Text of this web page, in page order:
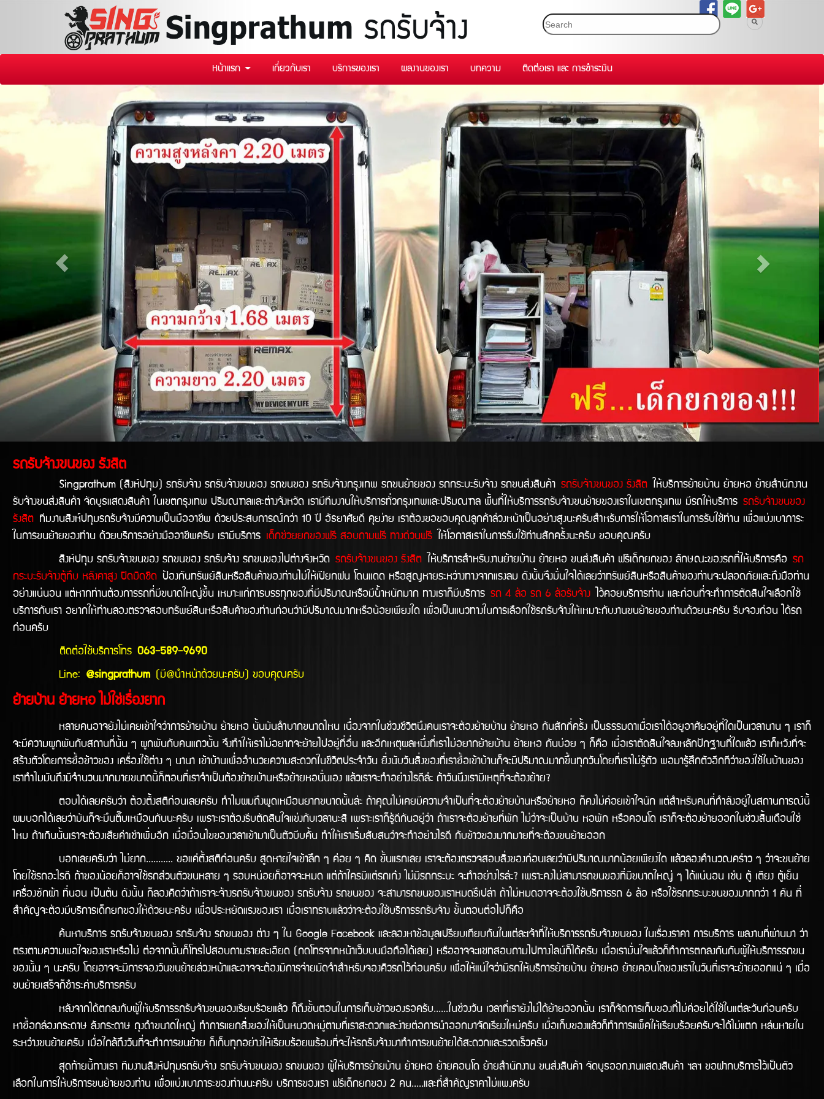
หน้าแรก เกี่ยวกับเรา บริการของเรา ผลงานของเรา บทความ ติดต่อเรา และ การชำระเงิน
รถรับจ้างขนของ รังสิต
Singprathum (สิงห์ปทุม) รถรับจ้าง รถรับจ้างขนของ รถขนของ รถรับจ้างกรุงเทพ รถขนย้ายของ รถกระบะรับจ้าง รถขนส่งสินค้า รถรับจ้างขนของ รังสิต ให้บริการย้ายบ้าน ย้ายหอ ย้ายสำนักงาน
รับจ้างขนส่งสินค้า จัดบูธแสดงสินค้า ในเขตกรุงเทพ ปริมณฑลและต่างจังหวัด เรามีทีมงานให้บริการทั่วกรุงเทพและปริมณฑล พื้นที่ให้บริการรถรับจ้างขนย้ายของเราในเขตกรุงเทพ มีรถให้บริการ รถรับจ้างขนของ
รังสิต ทีมงานสิงห์ปทุมรถรับจ้างมีความเป็นมืออาชีพ ด้วยประสบการณ์กว่า 10 ปี อัธยาศัยดี คุยง่าย เราต้องขอขอบคุณลูกค้าล่วงหน้าเป็นอย่างสูงนะครับสำหรับการให้โอกาสเราในการรับใช้ท่าน เพื่อแบ่งเบาภาระ
ในการขนย้ายของท่าน ด้วยบริการอย่างมืออาชีพครับ เรามีบริการ
เด็กช่วยยกของฟรี สอบถามฟรี ทางด่วนฟรี ให้โอกาสเราในการรับใช้ท่านสักครั้งนะครับ ขอบคุณครับ
สิงห์ปทุม รถรับจ้างขนของ รถขนของ รถรับจ้าง รถขนของไปต่างจังหวัด รถรับจ้างขนของ รังสิต ให้บริการสำหรับงานย้ายบ้าน ย้ายหอ ขนส่งสินค้า ฟรีเด็กยกของ ลักษณะของรถที่ให้บริการคือ รถ
กระบะรับจ้างตู้ทึบ หลังคาสูง ปิดมิดชิด ป้องกันทรัพย์สินหรือสินค้าของท่านไม่ให้เปียกฝน โดนแดด หรือสูญหายระหว่างทางจากแรงลม ดังนั้นจึงมั่นใจได้เลยว่าทรัพย์สินหรือสินค้าของท่านจะปลอดภัยและถึงมือท่าน
อย่างแน่นอน แต่หากท่านต้องการรถที่มีขนาดใหญ่ขึ้น เหมาะแก่การบรรทุกของที่มีปริมาณหรือมีน้ำหนักมาก ทางเราก็มีบริการ รถ 4 ล้อ รถ 6 ล้อรับจ้าง ไว้คอยบริการท่าน และก่อนที่จะทำการตัดสินใจเลือกใช้
บริการกับเรา อยากให้ท่านลองตรวจสอบทรัพย์สินหรือสินค้าของท่านก่อนว่ามีปริมาณมากหรือน้อยเพียงใด เพื่อเป็นแนวทางในการเลือกใช้รถรับจ้างให้เหมาะกับงานขนย้ายของท่านด้วยนะครับ รีบจองก่อน ได้รถ
ก่อนครับ
ติดต่อใช้บริการโทร 063-589-9690
Line: @singprathum (มี@นำหน้าด้วยนะครับ) ขอบคุณครับ
ย้ายบ้าน ย้ายหอ ไม่ใช่เรื่องยาก
หลายคนอาจยังไม่เคยเข้าใจว่าการย้ายบ้าน ย้ายหอ นั้นมันลำบากขนาดไหน เนื่องจากในช่วงชีวิตนึงคนเราจะต้องย้ายบ้าน ย้ายหอ กันสักกี่ครั้ง เป็นธรรมดาเมื่อเราได้อยูอาศัยอยู่ที่ใดเป็นเวลานาน ๆ เราก็
จะมีความผูกพันกับสถานที่นั้น ๆ ผูกพันกับคนแถวนั้น จึงทำให้เราไม่อยากจะย้ายไปอยู่ที่อื่น และอีกเหตุผลหนึ่งที่เราไม่อยากย้ายบ้าน ย้ายหอ กันบ่อย ๆ ก็คือ เมื่อเราตัดสินใจลงหลักปักฐานที่ใดแล้ว เราก็หวังที่จะ
สร้างตัวโดยการซื้อข้าวของ เครื่องใช้ต่าง ๆ นานา เข้าบ้านเพื่ออำนวยความสะดวกในชีวิตประจำวัน ยิ่งนับวันสิ่งของที่เราซื้อเข้าบ้านก็จะมีปริมาณมากขึ้นทุกวันโดยที่เราไม่รู้ตัว พอมารู้สึกตัวอีกทีว่าของใช้ในบ้านของ
เราทำไมมันถึงมีจำนวนมากมายขนาดนี้ก็ตอนที่เราจำเป็นต้องย้ายบ้านหรือย้ายหอนั่นเอง แล้วเราจะทำอย่างไรดีล้่ะ ถ้าวันนึงเรามีเหตุที่จะต้องย้าย?
ตอบได้เลยครับว่า ต้องตั้งสติก่อนเลยครับ ทำไมผมถึงพูดเหมือนยากขนาดนั้นล่ะ ถ้าคุณไม่เคยมีความจำเป็นที่จะต้องย้ายบ้านหรือย้ายหอ ก็คงไม่ค่อยเข้้าใจนัก แต่สำหรับคนที่กำลังอยู่ในสถานการณ์นี้
ผมบอกได้เลยว่ามันก็จะมึนตึ๊บเหมือนกันนะครับ เพราะเราต้องรีบตัดสินใจแข่งกับเวลานะสิ เพราะเราก็รู้ดีกันอยู่ว่า ถ้าเราจะต้องย้ายที่พัก ไม่ว่าจะเป็นบ้าน หอพัก หรือคอนโด เราก็จะต้องย้ายออกในช่่วงสิ้นเดือนใช่
ไหม ถ้าเกินนั้นเราจะต้องเสียค่าเช่าเพิ่มอีก เมื่อเงื่อนไขของเวลาเข้ามาเป็นตัวบีบคั้น ทำให้เราเริ่มสับสนว่าจะทำอย่างไรดี กับข้าวของมากมายที่จะต้องขนย้ายออก
บอกเลยครับว่า ไม่ยาก........... ขอแค่ตั้งสติก่อนครับ สูดหายใจเข้าลึก ๆ ค่อย ๆ คิด ขั้นแรกเลย เราจะต้องตรวจสอบสิ่งของก่อนเลยว่ามีปริมาณมากน้อยเพียงใด แล้วลองคำนวณคร่าว ๆ ว่าจะขนย้าย
โดยใช้รถอะไรดี ถ้าของน้อยก็อาจใช้รถส่วนตัวขนหลาย ๆ รอบหน่อยก็อาจจะหมด แต่ถ้าใครมีแต่รถเก๋ง ไม่มีรถกระบะ จะทำอย่างไรล่ะ? เพราะคงไม่สามารถขนของที่มีขนาดใหญ่ ๆ ได้แน่นอน เช่น ตู้ เตียง ตู้เย็น
เครื่องซักผ้า ที่นอน เป็นต้น ดังนั้น ก็ลองคิดว่าถ้าเราจะจ้างรถรับจ้างขนของ รถรับจ้าง รถขนของ จะสามารถขนของเราหมดรึเปล่า ถ้าไม่หมดอาจจะต้องใช้บริการรถ 6 ล้อ หรือใช้รถกระบะขนของมากกว่า 1 คัน ที่
สำคัญจะต้องมีบริการเด็กยกของให้ด้วยนะครับ เพื่อประหยัดแรงของเรา เมื่อเราทราบแล้วว่าจะต้องใช้บริการรถรับจ้าง ขั้นตอนต่อไปก็คือ
ค้นหาบริการ รถรับจ้างขนของ รถรับจ้าง รถขนของ ต่าง ๆ ใน Google Facebook และลองหาข้อมูลเปรียบเทียบกันในแต่ละเจ้าที่ให้บริการรถรับจ้างขนของ ในเรื่องราคา การบริการ ผลงานทีี่ผ่านมา ว่า
ตรงตามความพอใจของเราหรือไม่ ต่อจากนั้นก็โทรไปสอบถามรายละเอียด (กดโทรจากหน้าเว็บบนมือถือได้เลย) หรืออาจจะแชทสอบถามไปทางไลน์ก็ได้ครับ เมื่อเรามั่นใจแล้วก็ทำการตกลงกันกับผู้ให้บริการรถขน
ของนั้น ๆ นะครับ โดยอาจจะมีการจองวันขนย้ายล่วงหน้าและอาจจะต้องมีการจ่ายมัดจำสำหรับจองคิวรถไว้ก่อนครับ เพื่อให้แน่ใจว่ามีรถให้บริิการย้ายบ้าน ย้ายหอ ย้ายคอนโดของเราในวันทีี่เราจะย้ายออกแน่ ๆ เมื่อ
ขนย้ายเสร็จก็ชำระค่าบริการครับ
หลังจากได้ตกลงกับผู้ให้บริการรถรับจ้างขนของเรียบร้อยแล้ว ก็ถึงขั้นตอนในการเก็บข้าวของรอครับ......ในช่วงวัน เวลาที่เรายังไม่ได้ย้ายออกนั้น เราก็จัดการเก็บของที่ไม่ค่อยได้ใช้ในแต่ละวันก่อนครับ
หาซื้อกล่องกระดาษ ลังกระดาษ ถุงดำขนาดใหญ่ ทำการแยกสิ่งของให้เป็นหมวดหมู่ตามที่เราสะดวกและง่ายต่อการนำออกมาจัดเรียงใหม่ครับ เมื่อเก็บของแล้วก็ทำการแพ็คให้เรียบร้อยครับจะได้ไม่แตก หล่นหายใน
ระหว่างขนย้ายครับ เมื่อใกล้ถึงวันที่จะทำการขนย้าย ก็เก็บทุกอย่างให้เรียบร้อยพร้อมที่จะให้รถรับจ้างมาทำการขนย้ายได้สะดวกและรวดเร็วครับ
สุดท้ายนี้ทางเรา ทีมงานสิงห์ปทุมรถรับจ้าง รถรับจ้างขนของ รถขนของ ผู้ให้บริการย้ายบ้าน ย้ายหอ ย้ายคอนโด ย้ายสำนักงาน ขนส่งสินค้า จัดบูธออกงานแสดงสินค้า ฯลฯ ขอฝากบริการไว้เป็นตัว
เลือกในการให้บริการขนย้ายของท่าน เพื่อแบ่งเบาภาระของท่านนะครับ บริการของเรา ฟรีเด็กยกของ 2 คน.....และที่สำคัญราคาไม่แพงครับ